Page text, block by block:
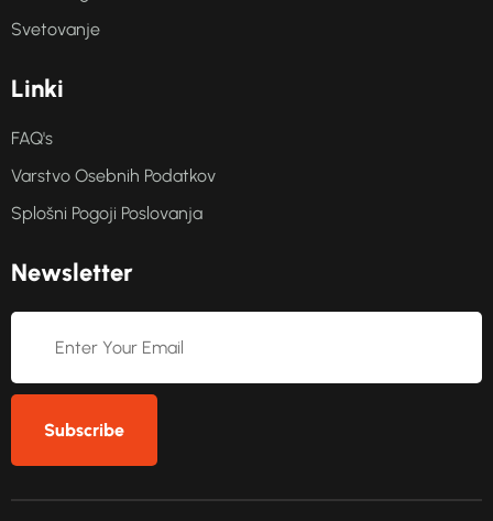
Svetovanje
Linki
FAQ's
Varstvo Osebnih Podatkov
Splošni Pogoji Poslovanja
Newsletter
Subscribe